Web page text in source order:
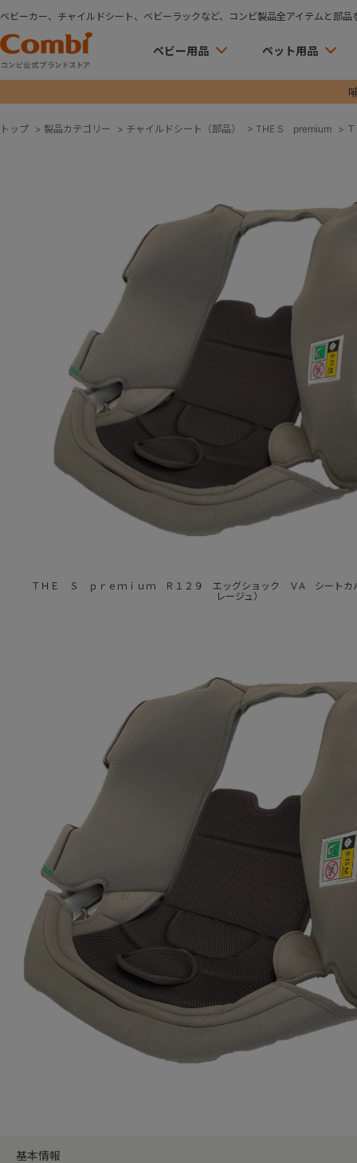
ベビーカー、チャイルドシート、ベビーラックなど、コンビ製品全アイテムと部品
ベビー用品 ペット用品
トップ > 製品カテゴリー > チャイルドシート（部品） > THE S premium >
ＴＨＥ Ｓ ｐｒｅｍｉｕｍ Ｒ１２９ エッグショック ＶA シートカ
レージュ）
基本情報